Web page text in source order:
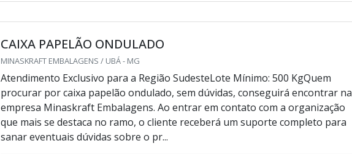
CAIXA PAPELÃO ONDULADO
MINASKRAFT EMBALAGENS / UBÁ - MG
Atendimento Exclusivo para a Região SudesteLote Mínimo: 500 KgQuem
procurar por caixa papelão ondulado, sem dúvidas, conseguirá encontrar na
empresa Minaskraft Embalagens. Ao entrar em contato com a organização
que mais se destaca no ramo, o cliente receberá um suporte completo para
sanar eventuais dúvidas sobre o pr...